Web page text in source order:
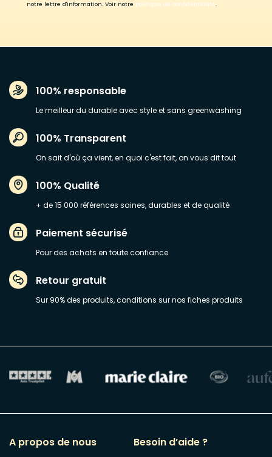
notre lettre d'information. Voir notre politique de confidentialité.
100% responsable
Le meilleur du durable avec style et sans greenwashing
100% Transparent
On sait d'où ça vient, en quoi c'est fait, on vous dit tout
100% Qualité
+ de 15 000 références saines, durables et de qualité
Paiement sécurisé
Pour des achats en toute confiance
Retour gratuit
Sur 90% des produits, conditions sur nos fiches produits
A propos de nous Besoin d’aide ?